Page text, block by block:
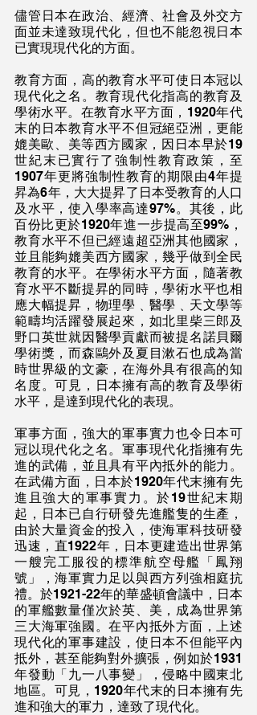
儘管日本在政治、經濟、社會及外交方
面並未達致現代化，但也不能忽視日本
已實現現代化的方面。
教育方面，高的教育水平可使日本冠以
現代化之名。教育現代化指高的教育及
學術水平。在教育水平方面，1920年代
末的日本教育水平不但冠絕亞洲，更能
媲美歐、美等西方國家，因日本早於19
世紀末已實行了強制性教育政策，至
1907年更將強制性教育的期限由4年提
昇為6年，大大提昇了日本受教育的人口
及水平，使入學率高達97%。其後，此
百份比更於1920年進一步提高至99%，
教育水平不但已經遠超亞洲其他國家，
並且能夠媲美西方國家，幾乎做到全民
教育的水平。在學術水平方面，隨著教
育水平不斷提昇的同時，學術水平也相
應大幅提昇，物理學﹑醫學﹑天文學等
範疇均活躍發展起來，如北里柴三郎及
野口英世就因醫學貢獻而被提名諾貝爾
學術獎，而森鷗外及夏目漱石也成為當
時世界級的文豪，在海外具有很高的知
名度。可見，日本擁有高的教育及學術
水平，是達到現代化的表現。
軍事方面，強大的軍事實力也令日本可
冠以現代化之名。軍事現代化指擁有先
進的武備，並且具有平內抵外的能力。
在武備方面，日本於1920年代末擁有先
進且強大的軍事實力。於19世紀末期
起，日本已自行研發先進艦隻的生產，
由於大量資金的投入，使海軍科技研發
迅速，直1922年，日本更建造出世界第
一艘完工服役的標準航空母艦「鳳翔
號」，海軍實力足以與西方列強相庭抗
禮。於1921-22年的華盛頓會議中，日本
的軍艦數量僅次於英、美，成為世界第
三大海軍強國。在平內抵外方面，上述
現代化的軍事建設，使日本不但能平內
抵外，甚至能夠對外擴張，例如於1931
年發動「九一八事變」，侵略中國東北
地區。可見，1920年代末的日本擁有先
進和強大的軍力，達致了現代化。